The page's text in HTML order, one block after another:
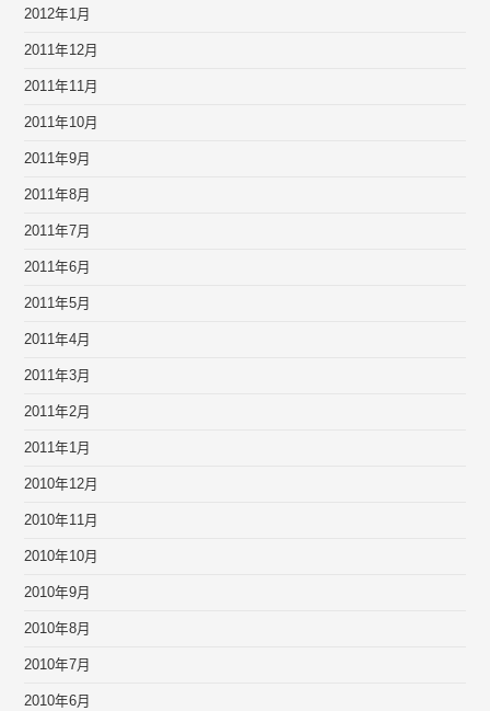
2012年1月
2011年12月
2011年11月
2011年10月
2011年9月
2011年8月
2011年7月
2011年6月
2011年5月
2011年4月
2011年3月
2011年2月
2011年1月
2010年12月
2010年11月
2010年10月
2010年9月
2010年8月
2010年7月
2010年6月